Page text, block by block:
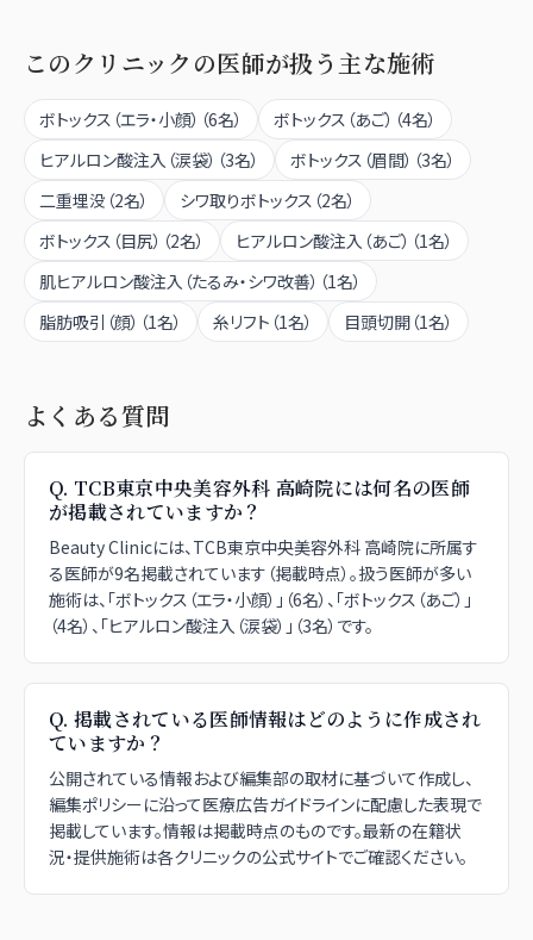
このクリニックの医師が扱う主な施術
ボトックス（エラ・小顔） （6名） ボトックス（あご） （4名）
ヒアルロン酸注入（涙袋） （3名） ボトックス（眉間） （3名）
二重埋没 （2名） シワ取りボトックス （2名）
ボトックス（目尻） （2名） ヒアルロン酸注入（あご） （1名）
肌ヒアルロン酸注入（たるみ・シワ改善） （1名）
脂肪吸引（顔） （1名） 糸リフト （1名） 目頭切開 （1名）
よくある質問
Q. TCB東京中央美容外科 高崎院には何名の医師
が掲載されていますか？
Beauty Clinicには、TCB東京中央美容外科 高崎院に所属す
る医師が9名掲載されています（掲載時点）。扱う医師が多い
施術は、「ボトックス（エラ・小顔）」（6名）、「ボトックス（あご）」
（4名）、「ヒアルロン酸注入（涙袋）」（3名）です。
Q. 掲載されている医師情報はどのように作成され
ていますか？
公開されている情報および編集部の取材に基づいて作成し、
編集ポリシーに沿って医療広告ガイドラインに配慮した表現で
掲載しています。情報は掲載時点のものです。最新の在籍状
況・提供施術は各クリニックの公式サイトでご確認ください。